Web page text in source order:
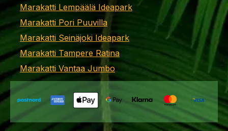
Marakatti Lempäälä Ideapark
Marakatti Pori Puuvilla
Marakatti Seinäjoki Ideapark
Marakatti Tampere Ratina
Marakatti Vantaa Jumbo